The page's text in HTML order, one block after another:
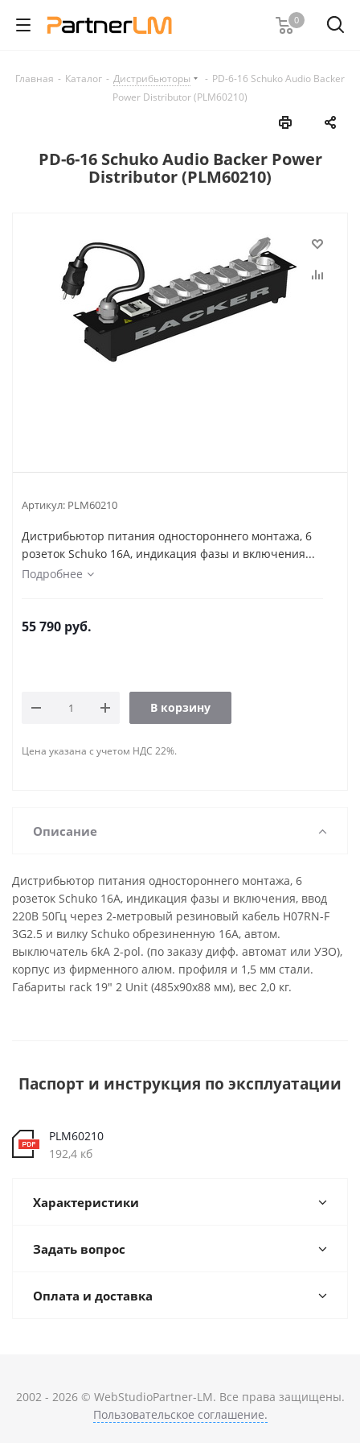
0
Главная - Каталог - Дистрибьюторы - PD-6-16 Schuko Audio Backer
Power Distributor (PLM60210)
PD-6-16 Schuko Audio Backer Power
Distributor (PLM60210)
Артикул: PLM60210
Дистрибьютор питания одностороннего монтажа, 6
розеток Schuko 16A, индикация фазы и включения...
Подробнее
55 790 руб.
В корзину
Цена указана с учетом НДС 22%.
Описание
Дистрибьютор питания одностороннего монтажа, 6
розеток Schuko 16A, индикация фазы и включения, ввод
220В 50Гц через 2-метровый резиновый кабель H07RN-F
3G2.5 и вилку Schuko обрезиненную 16A, автом.
выключатель 6kA 2-pol. (по заказу дифф. автомат или УЗО),
корпус из фирменного алюм. профиля и 1,5 мм стали.
Габариты rack 19" 2 Unit (485х90х88 мм), вес 2,0 кг.
Паспорт и инструкция по эксплуатации
PLM60210
192,4 кб
Характеристики
Задать вопрос
Оплата и доставка
2002 - 2026 © WebStudioPartner-LM. Все права защищены.
Пользовательское соглашение.